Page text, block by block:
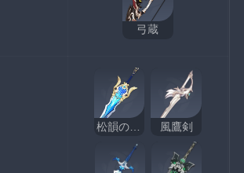
弓蔵
風鷹剣